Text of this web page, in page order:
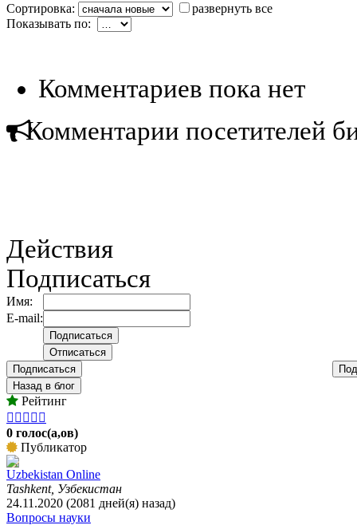
Сортировка:
развернуть все
Показывать по:
Комментариев пока нет
Комментарии посетителей
Действия
Подписаться
Имя:
E-mail:
Подписаться
Назад в блог
Рейтинг
    
0 голос(а,ов)
Публикатор
Uzbekistan Online
Tashkent, Узбекистан
24.11.2020 (2081 дней(я) назад)
Вопросы науки